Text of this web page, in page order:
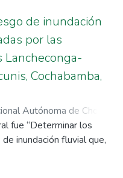
de inundación
por las
Lancheconga-
Cochabamba,
Autónoma de Chota
Sánchez Brandt
Carlos Edwin;Silva
fue “Determinar los
inundación fluvial que,
Yamaluc y